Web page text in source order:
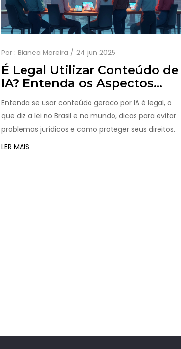
Por : Bianca Moreira 24 jun 2025
É Legal Utilizar Conteúdo de
IA? Entenda os Aspectos
Jurídicos e Práticos
Entenda se usar conteúdo gerado por IA é legal, o
que diz a lei no Brasil e no mundo, dicas para evitar
problemas jurídicos e como proteger seus direitos.
LER MAIS